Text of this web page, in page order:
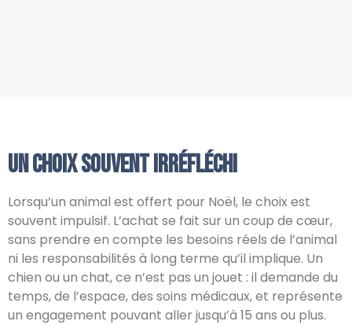
Un choix souvent irréfléchi
Lorsqu’un animal est offert pour Noël, le choix est
souvent impulsif. L’achat se fait sur un coup de cœur,
sans prendre en compte les besoins réels de l’animal
ni les responsabilités à long terme qu’il implique. Un
chien ou un chat, ce n’est pas un jouet : il demande du
temps, de l’espace, des soins médicaux, et représente
un engagement pouvant aller jusqu’à 15 ans ou plus.